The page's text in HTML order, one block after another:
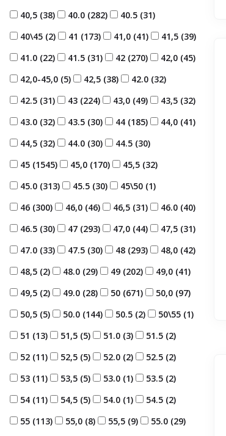
40,5 (38) 40.0 (282) 40.5 (31)
40\45 (2) 41 (173) 41,0 (41) 41,5 (39)
41.0 (22) 41.5 (31) 42 (270) 42,0 (45)
42,0-45,0 (5) 42,5 (38) 42.0 (32)
42.5 (31) 43 (224) 43,0 (49) 43,5 (32)
43.0 (32) 43.5 (30) 44 (185) 44,0 (41)
44,5 (32) 44.0 (30) 44.5 (30)
45 (1545) 45,0 (170) 45,5 (32)
45.0 (313) 45.5 (30) 45\50 (1)
46 (300) 46,0 (46) 46,5 (31) 46.0 (40)
46.5 (30) 47 (293) 47,0 (44) 47,5 (31)
47.0 (33) 47.5 (30) 48 (293) 48,0 (42)
48,5 (2) 48.0 (29) 49 (202) 49,0 (41)
49,5 (2) 49.0 (28) 50 (671) 50,0 (97)
50,5 (5) 50.0 (144) 50.5 (2) 50\55 (1)
51 (13) 51,5 (5) 51.0 (3) 51.5 (2)
52 (11) 52,5 (5) 52.0 (2) 52.5 (2)
53 (11) 53,5 (5) 53.0 (1) 53.5 (2)
54 (11) 54,5 (5) 54.0 (1) 54.5 (2)
55 (113) 55,0 (8) 55,5 (9) 55.0 (29)